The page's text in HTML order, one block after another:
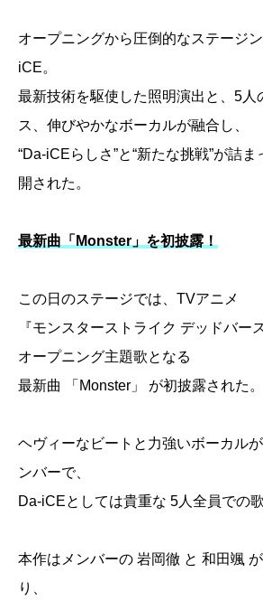
オープニングから圧倒的なステージ
iCE。
最新技術を駆使した照明演出と、5人
ス、伸びやかなボーカルが融合し、
“Da-iCEらしさ”と“新たな挑戦”が詰
開された。
最新曲「Monster」を初披露！
この日のステージでは、TVアニメ
『モンスターストライク デッドバー
オープニング主題歌となる
最新曲 「Monster」 が初披露された。
ヘヴィーなビートと力強いボーカル
ンバーで、
Da-iCEとしては貴重な 5人全員での歌
本作はメンバーの 岩岡徹 と 和田颯
り、